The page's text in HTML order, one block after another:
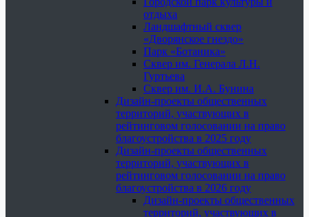
отдыха
Ландшафтный сквер
«Дворянское гнездо»
Парк «Ботаника»
Сквер им. Генерала Л.Н.
Гуртьева
Сквер им. И.А. Бунина
Дизайн-проекты общественных
территорий, участвующих в
рейтинговом голосовании на право
благоустройства в 2025 году
Дизайн-проекты общественных
территорий, участвующих в
рейтинговом голосовании на право
благоустройства в 2026 году
Дизайн-проекты общественных
территорий, участвующих в